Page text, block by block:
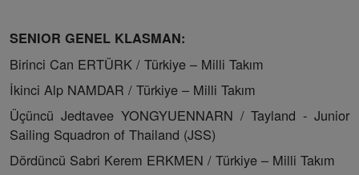
SENIOR GENEL KLASMAN:
Birinci Can ERTÜRK / Türkiye – Milli Takım
İkinci Alp NAMDAR / Türkiye – Milli Takım
Üçüncü Jedtavee YONGYUENNARN / Tayland - Junior
Sailing Squadron of Thailand (JSS)
Dördüncü Sabri Kerem ERKMEN / Türkiye – Milli Takım